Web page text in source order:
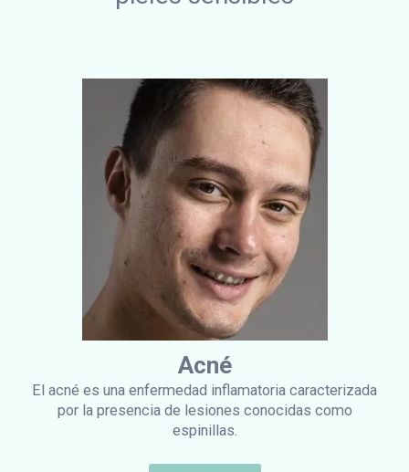
Acné
El acné es una enfermedad inflamatoria caracterizada
por la presencia de lesiones conocidas como
espinillas.